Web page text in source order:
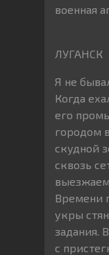
военная
ЛУГАНСК
Я не
Когда
его
городом
скудной
сквозь
выезжаем
Времени
укры
задания.
с